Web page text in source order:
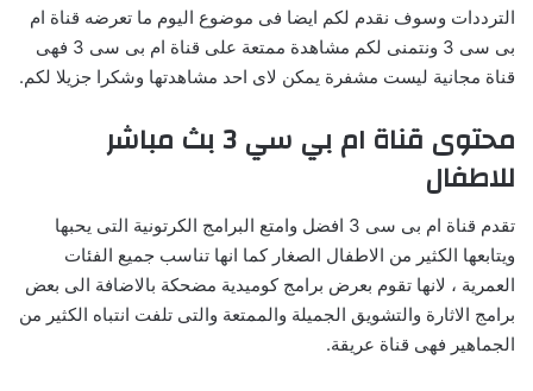
الترددات وسوف نقدم لكم ايضا فى موضوع اليوم ما تعرضه قناة ام
بى سى 3 ونتمنى لكم مشاهدة ممتعة على قناة ام بى سى 3 فهى
قناة مجانية ليست مشفرة يمكن لاى احد مشاهدتها وشكرا جزيلا لكم.
محتوى قناة ام بي سي 3 بث مباشر
للاطفال
تقدم قناة ام بى سى 3 افضل وامتع البرامج الكرتونية التى يحبها
ويتابعها الكثير من الاطفال الصغار كما انها تناسب جميع الفئات
العمرية ، لانها تقوم بعرض برامج كوميدية مضحكة بالاضافة الى بعض
برامج الاثارة والتشويق الجميلة والممتعة والتى تلفت انتباه الكثير من
الجماهير فهى قناة عريقة.